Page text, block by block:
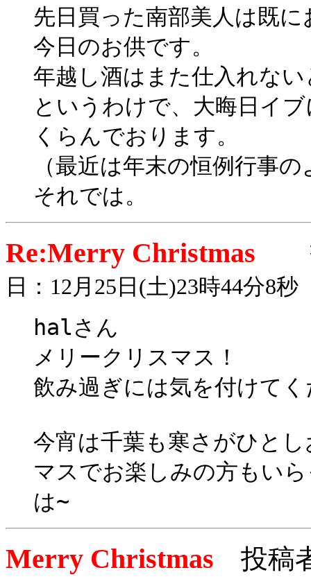
先日買った南部美人は既
今日のお供です。
年越し酒はまた仕入れな
というわけで、大晦日イ
くらんでおります。
（最近は年末の恒例行事
それでは。
Re:Merry Christmas
日：12月25日(土)23時44分8秒
halさん
メリークリスマス！
飲み過ぎには気を付けて
今宵は千葉も寒さがひと
マスでお楽しみの方もい
は~
Merry Christmas 投稿